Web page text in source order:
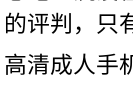
的评判，只
高清成人手